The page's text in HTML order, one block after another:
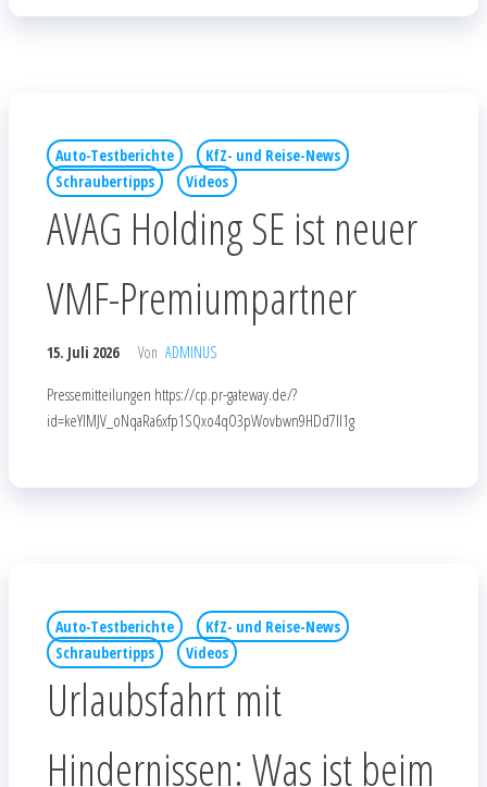
Auto-Testberichte
KfZ- und Reise-News
Schraubertipps
Videos
AVAG Holding SE ist neuer
VMF-Premiumpartner
15. Juli 2026 Von ADMINUS
Pressemitteilungen https://cp.pr-gateway.de/?
id=keYlMJV_oNqaRa6xfp1SQxo4qO3pWovbwn9HDd7Il1g
Auto-Testberichte
KfZ- und Reise-News
Schraubertipps
Videos
Urlaubsfahrt mit
Hindernissen: Was ist beim